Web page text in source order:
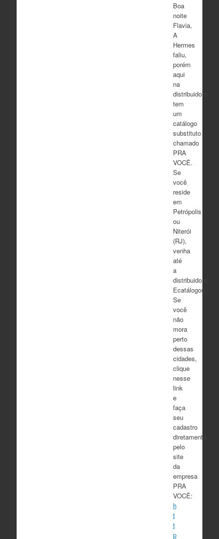
Boa
noite
Flavia,
A
Hermes
faliu,
porém
aqui
na
distribuidora
tem
um
catálogo
substituto
chamado
PRA
VOCÊ.
Se
você
reside
em
Petrópolis
ou
Niterói
(RJ),
venha
até
a
distribuidora
Ecatálogos.
Se
você
não
mora
perto
dessas
cidades,
clique
nesse
link
e
faça
seu
cadastro
diretamente
pelo
site
da
empresa
PRA
VOCÊ:
h
t
t
p